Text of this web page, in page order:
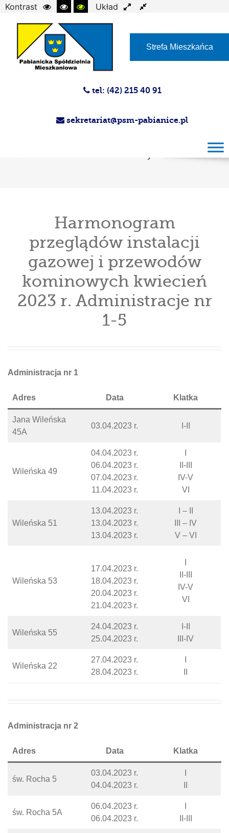
Kontrast
Układ
Strefa Mieszkańca
tel: (42) 215 40 91
sekretariat@psm-pabianice.pl
Harmonogram
przeglądów instalacji
gazowej i przewodów
kominowych kwiecień
2023 r. Administracje nr
1-5
Administracja nr 1
Adres Data Klatka
Jana Wileńska
45A
03.04.2023 r. I-II
Wileńska 49
04.04.2023 r.
06.04.2023 r.
07.04.2023 r.
11.04.2023 r.
II-III
IV-V
VI
Wileńska 51
13.04.2023 r.
13.04.2023 r.
13.04.2023 r.
I – II
III – IV
V – VI
Wileńska 53
17.04.2023 r.
18.04.2023 r.
20.04.2023 r.
21.04.2023 r.
II-III
IV-V
VI
Wileńska 55
24.04.2023 r.
25.04.2023 r.
I-II
III-IV
Wileńska 22
27.04.2023 r.
28.04.2023 r.
Administracja nr 2
Adres Data Klatka
św. Rocha 5
03.04.2023 r.
04.04.2023 r.
św. Rocha 5A
06.04.2023 r.
06.04.2023 r.
II-III